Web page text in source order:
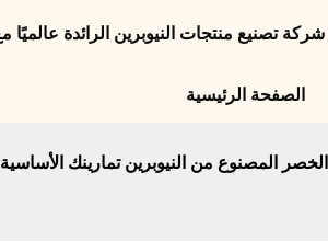
الصفحة الرئيسية
المصنوع من النيوبرين تمارينك الأساسية